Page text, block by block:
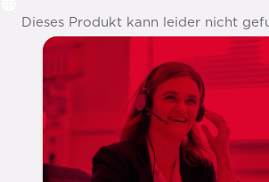
Dieses Produkt kann leider nicht